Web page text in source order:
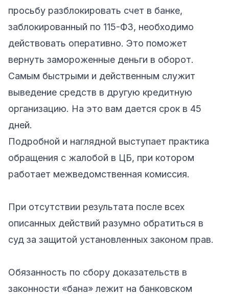
просьбу разблокировать счет в банке,
заблокированный по 115-ФЗ, необходимо
действовать оперативно. Это поможет
вернуть замороженные деньги в оборот.
Самым быстрыми и действенным служит
выведение средств в другую кредитную
организацию. На это вам дается срок в 45
дней.
Подробной и наглядной выступает практика
обращения с жалобой в ЦБ, при котором
работает межведомственная комиссия.
При отсутствии результата после всех
описанных действий разумно обратиться в
суд за защитой установленных законом прав.
Обязанность по сбору доказательств в
законности «бана» лежит на банковском